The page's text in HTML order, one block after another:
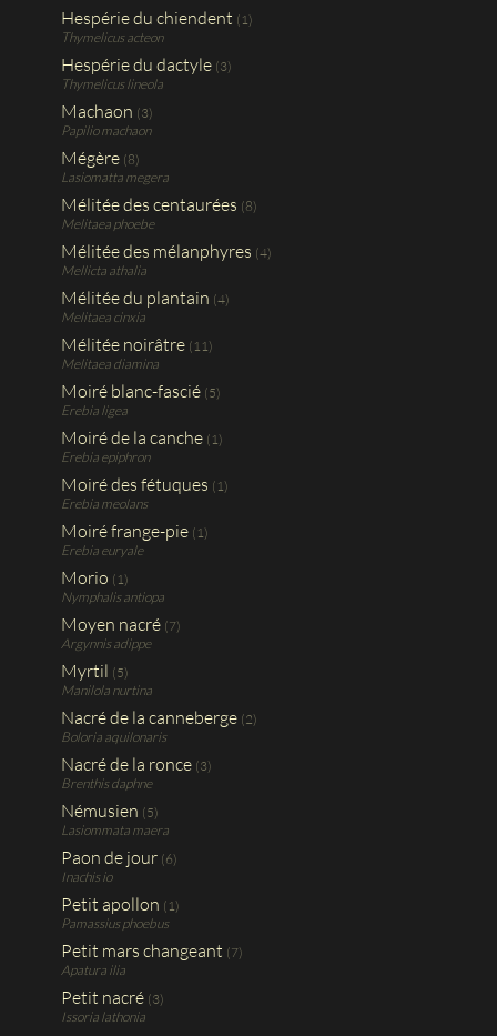
Hespérie du chiendent (1)
Thymelicus acteon
Hespérie du dactyle (3)
Thymelicus lineola
Machaon (3)
Papilio machaon
Mégère (8)
Lasiomatta megera
Mélitée des centaurées (8)
Melitaea phoebe
Mélitée des mélanphyres (4)
Mellicta athalia
Mélitée du plantain (4)
Melitaea cinxia
Mélitée noirâtre (11)
Melitaea diamina
Moiré blanc-fascié (5)
Erebia ligea
Moiré de la canche (1)
Erebia epiphron
Moiré des fétuques (1)
Erebia meolans
Moiré frange-pie (1)
Erebia euryale
Morio (1)
Nymphalis antiopa
Moyen nacré (7)
Argynnis adippe
Myrtil (5)
Manilola nurtina
Nacré de la canneberge (2)
Boloria aquilonaris
Nacré de la ronce (3)
Brenthis daphne
Némusien (5)
Lasiommata maera
Paon de jour (6)
Inachis io
Petit apollon (1)
Pamassius phoebus
Petit mars changeant (7)
Apatura ilia
Petit nacré (3)
Issoria lathonia